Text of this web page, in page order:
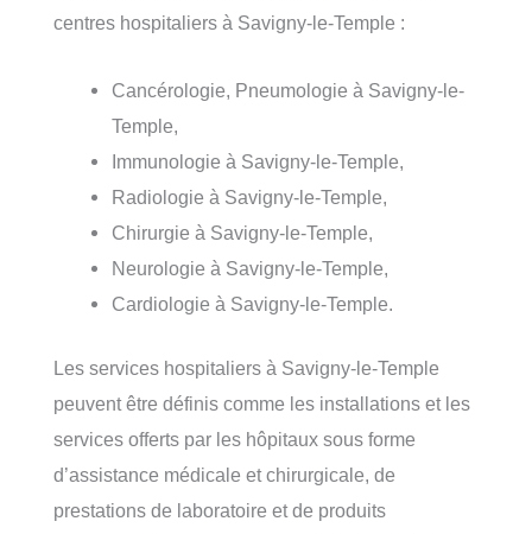
centres hospitaliers à Savigny-le-Temple :
Cancérologie, Pneumologie à Savigny-le-
Temple,
Immunologie à Savigny-le-Temple,
Radiologie à Savigny-le-Temple,
Chirurgie à Savigny-le-Temple,
Neurologie à Savigny-le-Temple,
Cardiologie à Savigny-le-Temple.
Les services hospitaliers à Savigny-le-Temple
peuvent être définis comme les installations et les
services offerts par les hôpitaux sous forme
d’assistance médicale et chirurgicale, de
prestations de laboratoire et de produits